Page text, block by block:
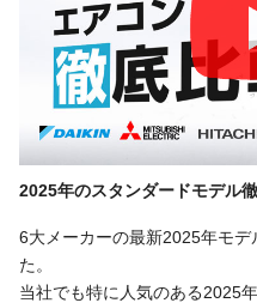
2025年のスタンダードモデル
6大メーカーの最新2025年モ
た。
当社でも特に人気のある2025